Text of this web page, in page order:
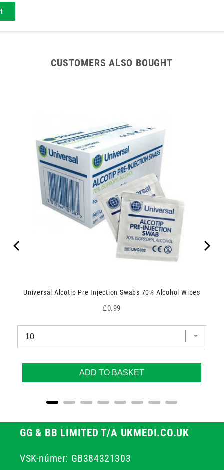
CUSTOMERS ALSO BOUGHT
Universal Alcotip Pre Injection Swabs 70% Alcohol Wipes
Price
£0.99
ADD TO BASKET
GG & BB LIMITED T/A UKMEDI.CO.UK
VSK-númer: GB384321303